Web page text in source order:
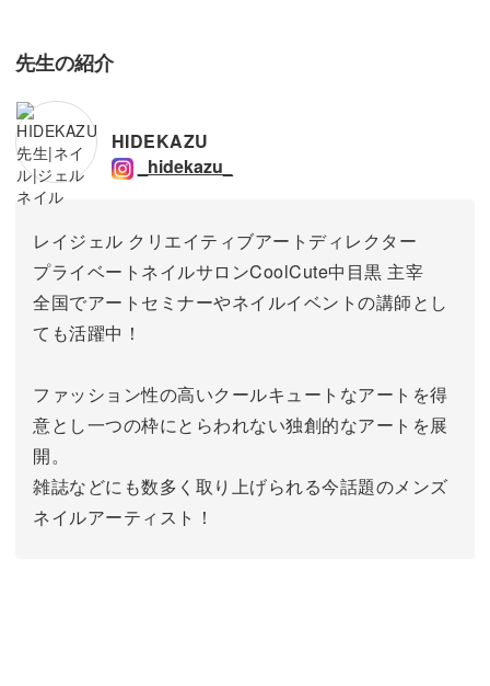
先生の紹介
HIDEKAZU
_hidekazu_
レイジェル クリエイティブアートディレクター
プライベートネイルサロンCoolCute中目黒 主宰
全国でアートセミナーやネイルイベントの講師とし
ても活躍中！
ファッション性の高いクールキュートなアートを得
意とし一つの枠にとらわれない独創的なアートを展
開。
雑誌などにも数多く取り上げられる今話題のメンズ
ネイルアーティスト！